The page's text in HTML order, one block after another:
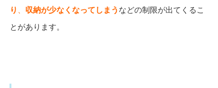
り 、 収納が少なくなってしまうなどの制限が出てくるこ
とがあります。